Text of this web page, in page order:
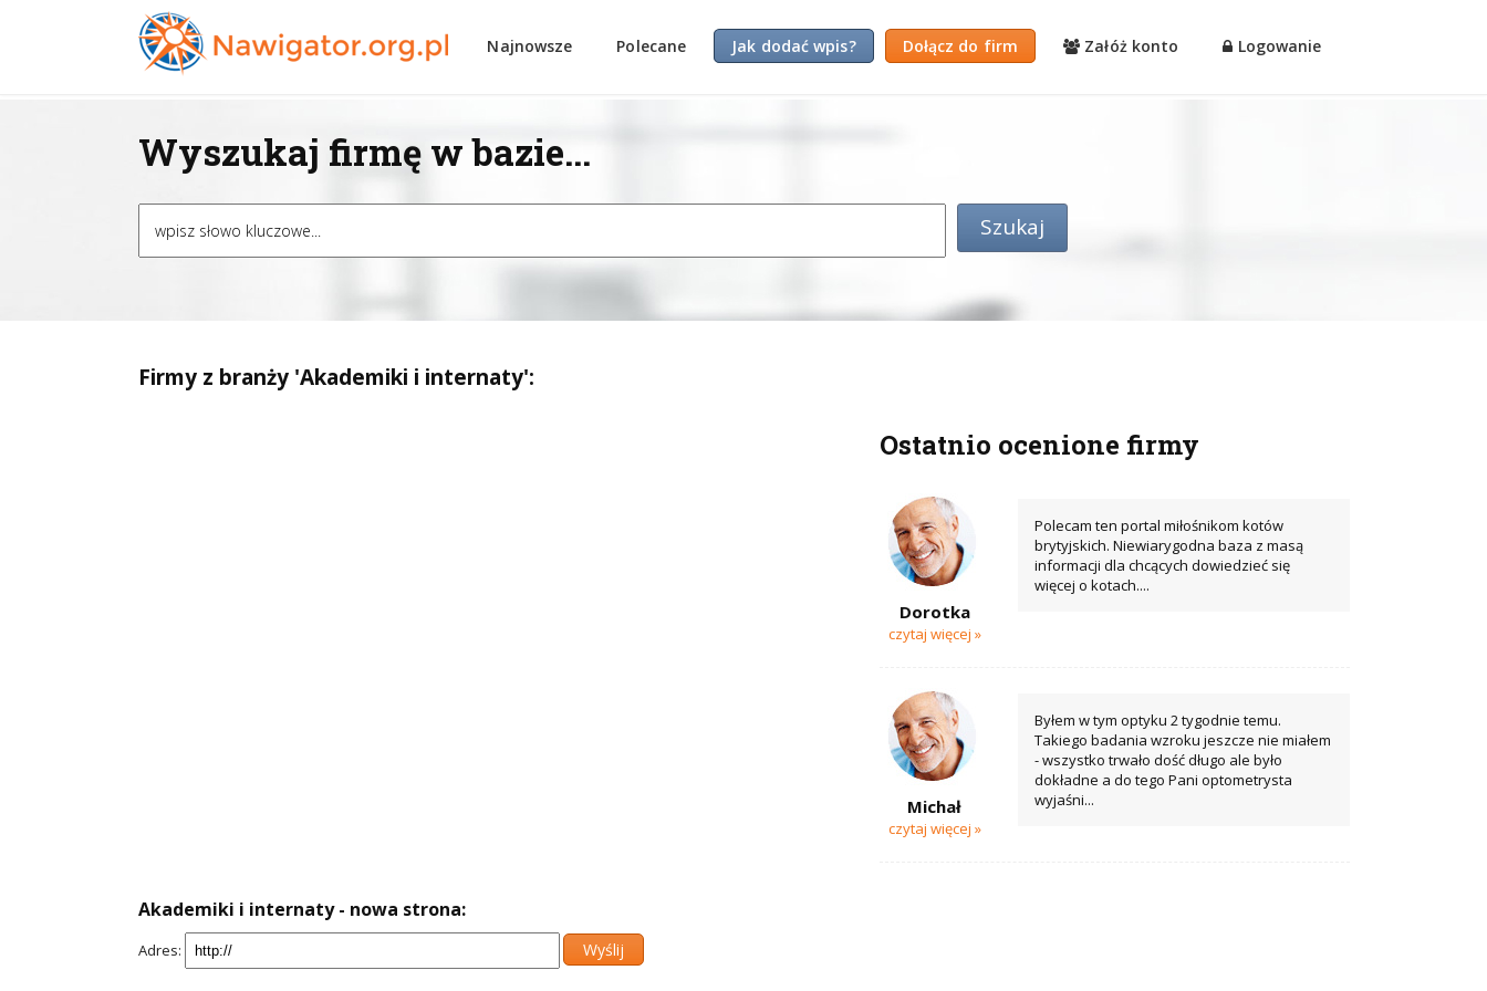
Najnowsze Polecane Jak dodać wpis? Dołącz do firm Załóż konto Logowanie
Wyszukaj firmę w bazie...
Firmy z branży 'Akademiki i internaty':
Ostatnio ocenione firmy
Dorotka
czytaj więcej »
Polecam ten portal miłośnikom kotów
brytyjskich. Niewiarygodna baza z masą
informacji dla chcących dowiedzieć się
więcej o kotach....
Michał
czytaj więcej »
Byłem w tym optyku 2 tygodnie temu.
Takiego badania wzroku jeszcze nie miałem
- wszystko trwało dość długo ale było
dokładne a do tego Pani optometrysta
wyjaśni...
Akademiki i internaty - nowa strona:
Adres: